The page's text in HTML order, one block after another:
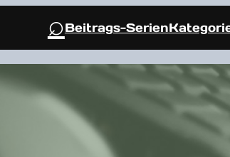
⌕Beitrags-Serien